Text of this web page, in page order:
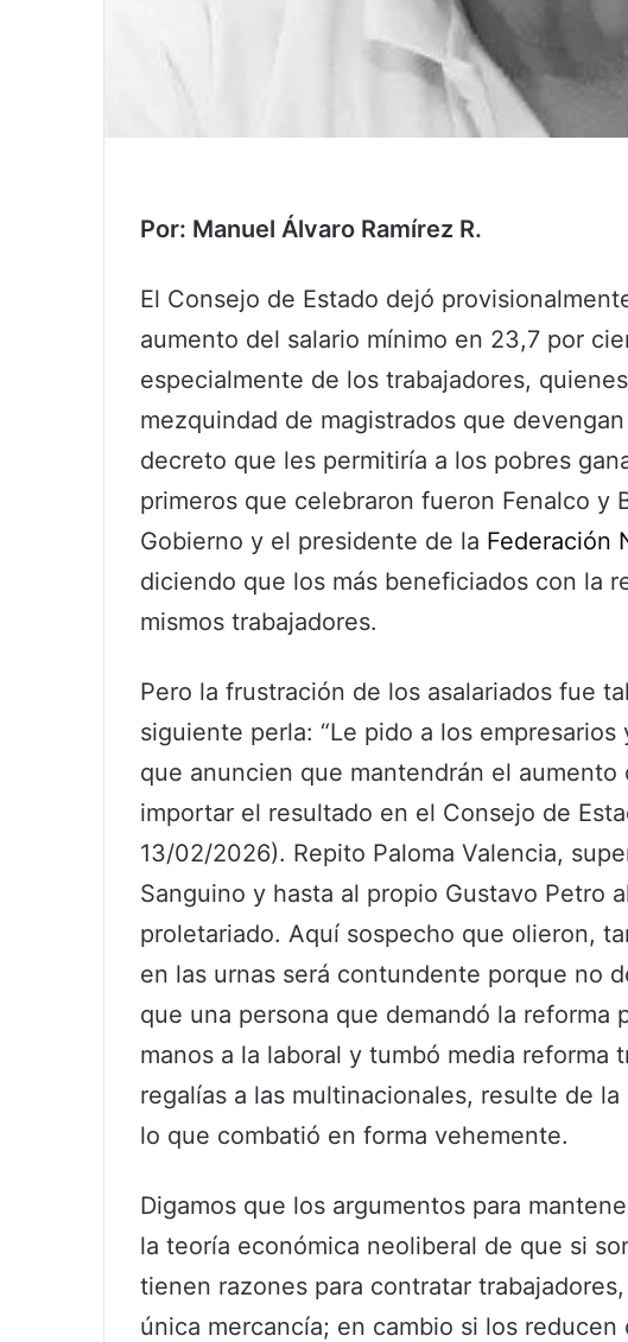
Por: Manuel Álvaro Ramírez R.
El Consejo de Estado dejó
aumento del salario mínimo en 23,7 por
especialmente de los trabajadores,
mezquindad de magistrados que
decreto que les permitiría a los pobres
primeros que celebraron fueron Fenalco y
Gobierno y el presidente de la Federación
diciendo que los más beneficiados con la
mismos trabajadores.
Pero la frustración de los asalariados fue
siguiente perla: “Le pido a los
que anuncien que mantendrán el aumento
importar el resultado en el Consejo de
13/02/2026). Repito Paloma Valencia,
Sanguino y hasta al propio Gustavo Petro
proletariado. Aquí sospecho que olieron,
en las urnas será contundente porque no
que una persona que demandó la reforma
manos a la laboral y tumbó media reforma
regalías a las multinacionales, resulte de
lo que combatió en forma vehemente.
Digamos que los argumentos para
la teoría económica neoliberal de que si
tienen razones para contratar
única mercancía; en cambio si los